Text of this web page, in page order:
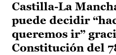
Castilla-La
puede decidir
queremos ir”
Constitución del